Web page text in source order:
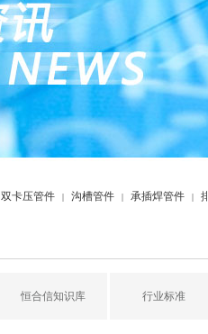
双卡压管件 | 沟槽管件 | 承插焊管件 |
恒合信知识库 行业标准